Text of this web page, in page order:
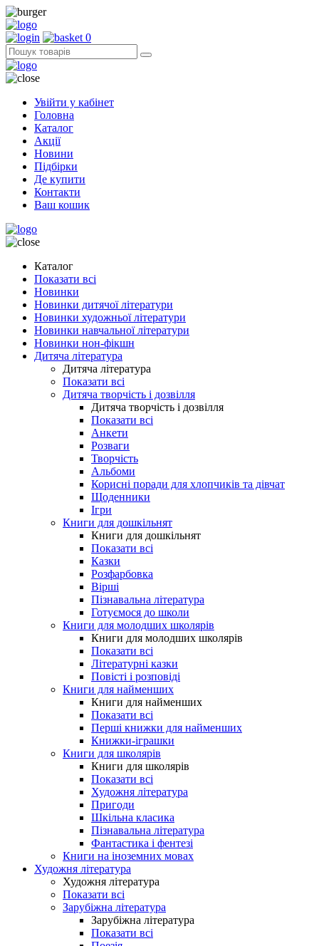
0
Увійти у кабінет
Головна
Каталог
Акції
Новини
Підбірки
Де купити
Контакти
Ваш кошик
Каталог
Показати всі
Новинки
Новинки дитячої літератури
Новинки художньої літератури
Новинки навчальної літератури
Новинки нон-фікшн
Дитяча література
Дитяча література
Показати всі
Дитяча творчість і дозвілля
Дитяча творчість і дозвілля
Показати всі
Анкети
Розваги
Творчість
Альбоми
Корисні поради для хлопчиків та дівчат
Щоденники
Ігри
Книги для дошкільнят
Книги для дошкільнят
Показати всі
Казки
Розфарбовка
Вірші
Пізнавальна література
Готуємося до школи
Книги для молодших школярів
Книги для молодших школярів
Показати всі
Літературні казки
Повісті і розповіді
Книги для найменших
Книги для найменших
Показати всі
Перші книжки для найменших
Книжки-іграшки
Книги для школярів
Книги для школярів
Показати всі
Художня література
Пригоди
Шкільна класика
Пізнавальна література
Фантастика і фентезі
Книги на іноземних мовах
Художня література
Художня література
Показати всі
Зарубіжна література
Зарубіжна література
Показати всі